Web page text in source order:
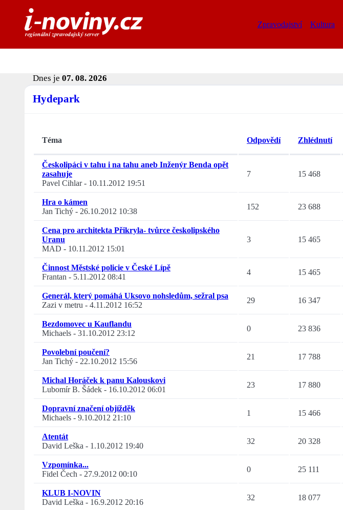
Zpravodajství Kultura
Dnes je 07. 08. 2026
Hydepark
Téma Odpovědí Zhlédnutí
Českolipáci v tahu i na tahu aneb Inženýr Benda opět
zasahuje
Pavel Cihlar- 10.11.2012 19:51
7 15 468
Hra o kámen
Jan Tichý - 26.10.2012 10:38
152 23 688
Cena pro architekta Přikryla- tvůrce českolipského
Uranu
MAD - 10.11.2012 15:01
3 15 465
Činnost Městské policie v České Lípě
Frantan - 5.11.2012 08:41
4 15 465
Generál, který pomáhá Uksovo nohsledům, sežral psa
Zazi v metru - 4.11.2012 16:52
29 16 347
Bezdomovec u Kauflandu
Michaels - 31.10.2012 23:12
0 23 836
Povolební poučení?
Jan Tichý - 22.10.2012 15:56
21 17 788
Michal Horáček k panu Kalouskovi
Lubomír B. Šádek - 16.10.2012 06:01
23 17 880
Dopravní značení objížděk
Michaels - 9.10.2012 21:10
1 15 466
Atentát
David Leška - 1.10.2012 19:40
32 20 328
Vzpomínka...
Fidel Čech - 27.9.2012 00:10
0 25 111
KLUB I-NOVIN
David Leška - 16.9.2012 20:16
32 18 077